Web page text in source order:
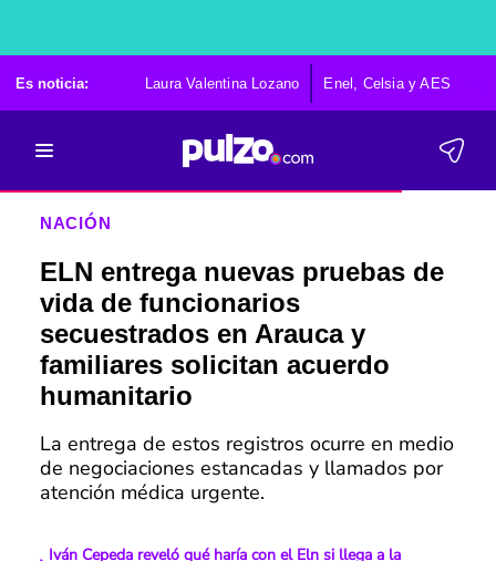
Es noticia: Laura Valentina Lozano Enel, Celsia y AES
NACIÓN
ELN entrega nuevas pruebas de
vida de funcionarios
secuestrados en Arauca y
familiares solicitan acuerdo
humanitario
La entrega de estos registros ocurre en medio
de negociaciones estancadas y llamados por
atención médica urgente.
Iván Cepeda reveló qué haría con el Eln si llega a la